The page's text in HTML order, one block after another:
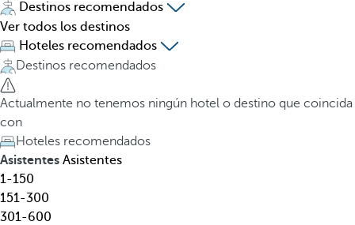
a
h
o
t
e
l
,
d
e
s
t
i
l
s
a
r
l
a
t
e
c
l
a
d
Destinos recomendados
Ver todos los destinos
Hoteles recomendados
Destinos recomendados
Actualmente no tenemos ningún hotel o destino que coincida
con
Hoteles recomendados
Asistentes Asistentes
1-150
151-300
301-600